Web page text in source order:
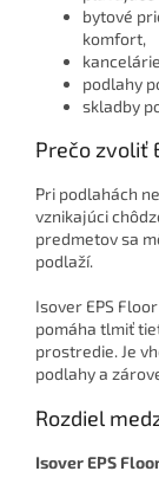
bytové
komfort,
podlahy
skladby
Prečo zvoliť
Pri podlahách
vznikajúci
predmetov sa
podlaží.
Isover EPS
pomáha tlmiť
prostredie. Je
podlahy a
Rozdiel
Isover EPS